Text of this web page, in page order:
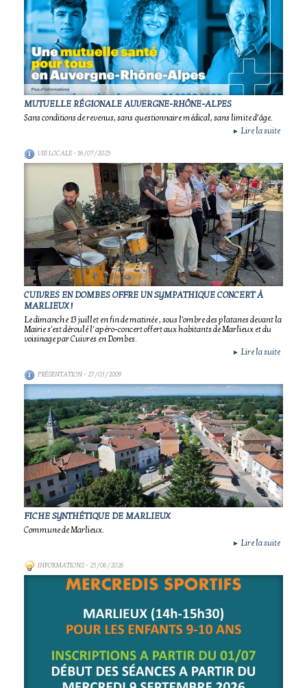
MUTUELLE RÉGIONALE AUVERGNE-RHÔNE-ALPES
Sans conditions de revenus, sans questionnaire médical, sans limite d’âge.
► Lire la suite
VIE LOCALE- 16/07/2025
CUIVRES EN DOMBES OFFRE UN SYMPATHIQUE CONCERT À
MARLIEUX !
Le dimanche 13 juillet en fin de matinée , sous l'ombre des platanes devant la
Mairie s'est déroulé l' apéro-concert offert aux habitants de Marlieux et du
voisinage par Cuivres en Dombes.
► Lire la suite
PRÉSENTATION- 27/03/2009
FICHE SYNTHÉTIQUE DE MARLIEUX
Commune de Marlieux.
► Lire la suite
INFORMATIONS- 25/06/2026